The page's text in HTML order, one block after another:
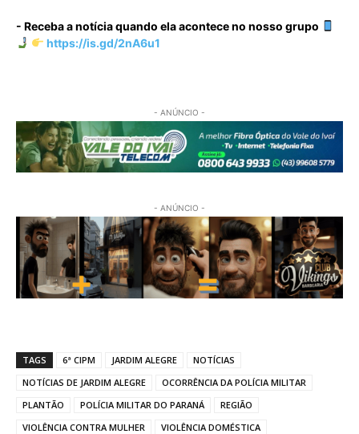
- Receba a notícia quando ela acontece no nosso grupo
https://is.gd/2nA6u1
- ANÚNCIO -
- ANÚNCIO -
TAGS 6ª CIPM JARDIM ALEGRE
NOTÍCIAS
NOTÍCIAS DE JARDIM ALEGRE
OCORRÊNCIA DA POLÍCIA MILITAR
PLANTÃO
POLÍCIA MILITAR DO PARANÁ
REGIÃO
VIOLÊNCIA CONTRA MULHER
VIOLÊNCIA DOMÉSTICA